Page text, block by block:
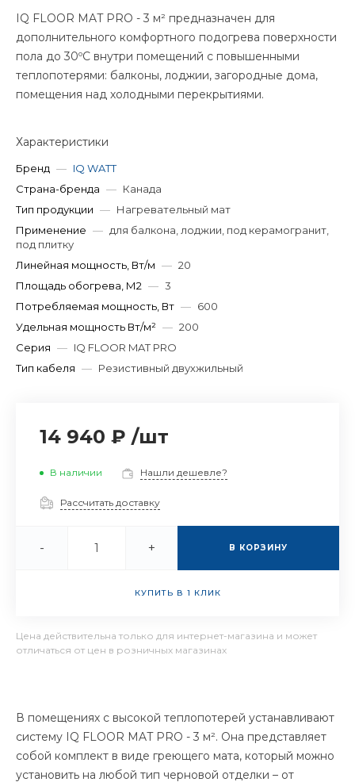
IQ FLOOR MAT PRO - 3 м² предназначен для
дополнительного комфортного подогрева поверхности
пола до 30ºС внутри помещений с повышенными
теплопотерями: балконы, лоджии, загородные дома,
помещения над холодными перекрытиями.
Характеристики
Бренд — IQ WATT
Страна-бренда — Канада
Тип продукции — Нагревательный мат
Применение — для балкона, лоджии, под керамогранит,
под плитку
Линейная мощность, Вт/м — 20
Площадь обогрева, М2 — 3
Потребляемая мощность, Вт — 600
Удельная мощность Вт/м² — 200
Серия — IQ FLOOR MAT PRO
Тип кабеля — Резистивный двухжильный
14 940 ₽ /шт
В наличии Нашли дешевле?
Рассчитать доставку
- + В КОРЗИНУ
КУПИТЬ В 1 КЛИК
Цена действительна только для интернет-магазина и может
отличаться от цен в розничных магазинах
В помещениях с высокой теплопотерей устанавливают
систему IQ FLOOR MAT PRO - 3 м². Она представляет
собой комплект в виде греющего мата, который можно
установить на любой тип черновой отделки – от